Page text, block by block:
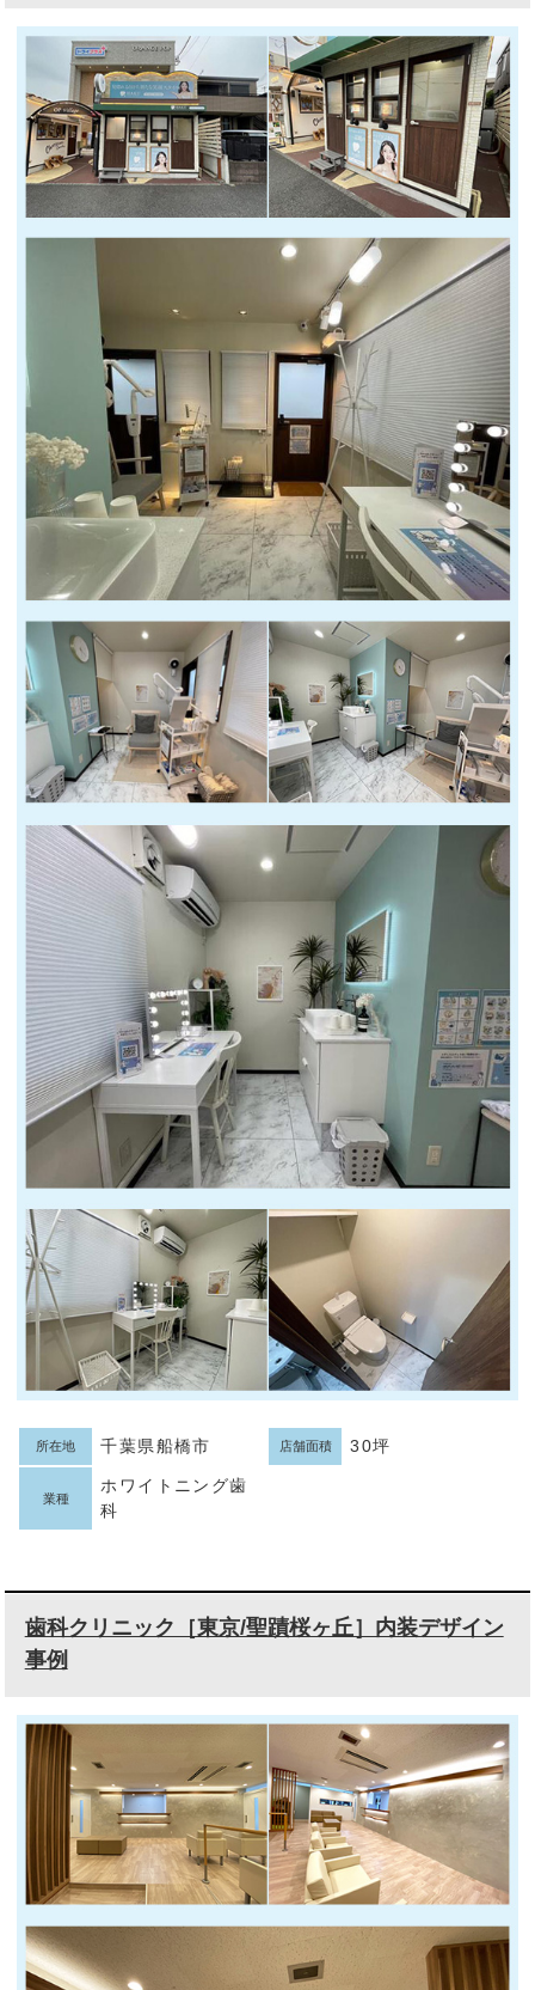
所在地 千葉県船橋市 店舗面積 30坪
業種
ホワイトニング歯
科
歯科クリニック［東京/聖蹟桜ヶ丘］内装デザイン
事例